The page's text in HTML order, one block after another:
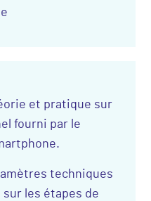
et pratique sur
fourni par le
techniques
sur les étapes de